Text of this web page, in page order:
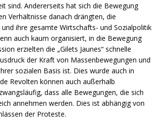
sind. Andererseits hat sich die Bewegung
Verhältnisse danach drängten, die
ihre gesamte Wirtschafts- und Sozialpolitik
auch kaum organisiert, in die Bewegung
erzielten die „Gilets Jaunes“ schnelle
der Kraft von Massenbewegungen und
sozialen Basis ist. Dies wurde auch in
Revolten können auch außerhalb
dass alle Bewegungen, die sich
annehmen werden. Dies ist abhängig von
der Proteste.